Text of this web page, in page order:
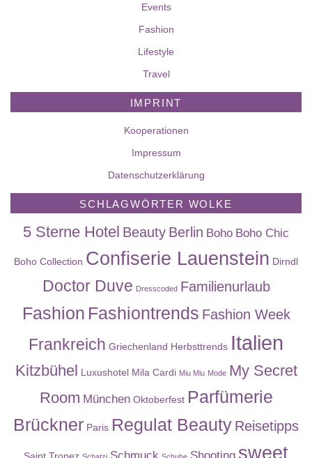
Events
Fashion
Lifestyle
Travel
IMPRINT
Kooperationen
Impressum
Datenschutzerklärung
SCHLAGWÖRTER WOLKE
5 Sterne Hotel Beauty Berlin Boho Boho Chic
Boho Collection Confiserie Lauenstein Dirndl
Doctor Duve Dresscoded Familienurlaub
Fashion Fashiontrends Fashion Week
Frankreich Griechenland Herbsttrends Italien
Kitzbühel Luxushotel Mila Cardi Miu Miu Mode My Secret
Room München Oktoberfest Parfümerie
Brückner Paris Regulat Beauty Reisetipps
Schmuck Shooting sweet